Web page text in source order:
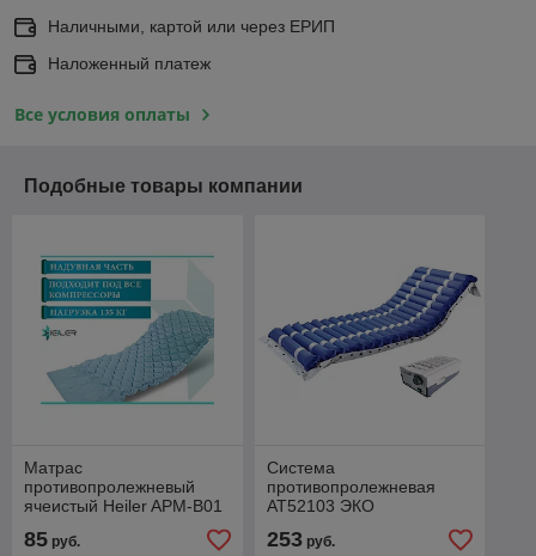
Наличными, картой или через ЕРИП
Наложенный платеж
Все условия оплаты
Подобные товары компании
Матраc
противопролежневый
ячеистый Heiler APM-B01
компрессора)
85 руб.
Система
противопролежневая
АТ52103 ЭКО
253руб.